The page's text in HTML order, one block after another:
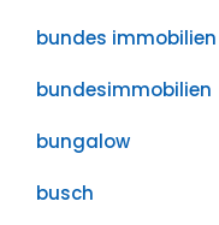
bundes immobilien
bundesimmobilien
bungalow
busch